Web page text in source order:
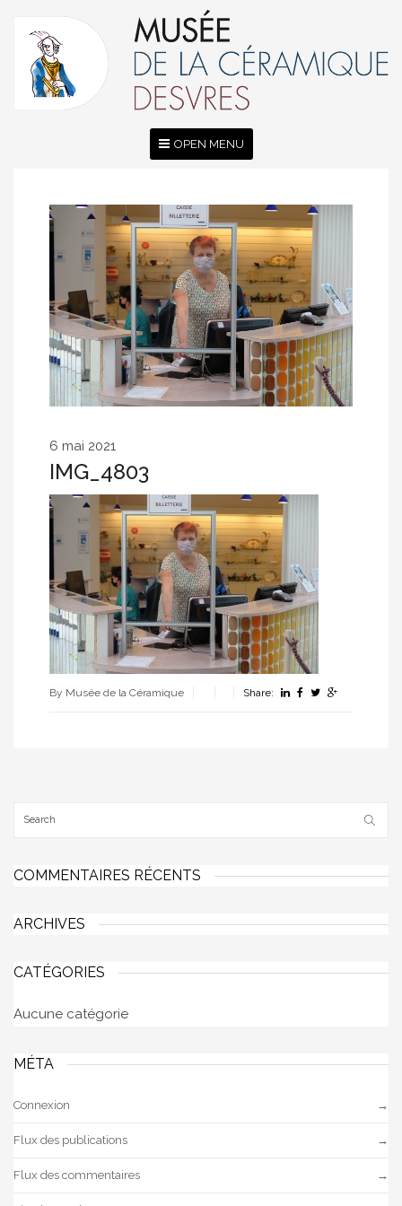
OPEN MENU
6 mai 2021
IMG_4803
By Musée de la Céramique Share:
COMMENTAIRES RÉCENTS
ARCHIVES
CATÉGORIES
Aucune catégorie
MÉTA
Connexion
Flux des publications
Flux des commentaires